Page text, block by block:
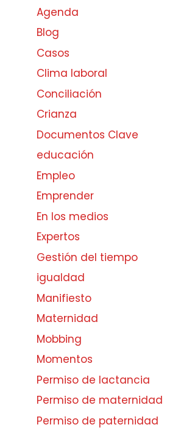
Agenda
Blog
Casos
Clima laboral
Conciliación
Crianza
Documentos Clave
educación
Empleo
Emprender
En los medios
Expertos
Gestión del tiempo
igualdad
Manifiesto
Maternidad
Mobbing
Momentos
Permiso de lactancia
Permiso de maternidad
Permiso de paternidad